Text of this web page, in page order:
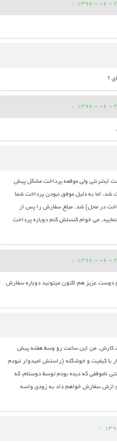
26 -
:
؟
29 -
:
اینترنتی ولی موقعه پرداخت مشکل پیش
اما به دلیل موفق نبودن پرداخت شما
در محل) شد. مبلغ سفارش را پس از
می خوام کنسلش کنم دوباره پرداخت
29 -
:
دوست عزیز هم اکنون میتونید دوباره سفارش
کارش. من این ساعت رو وسط هفته پیش
با کیفیت و خوشگله (راستش امیدوار نبودم
ناموفقی که دیده بودم توسط دوستام، که
ازش سفارش خواهم داد به زودی واسه
: